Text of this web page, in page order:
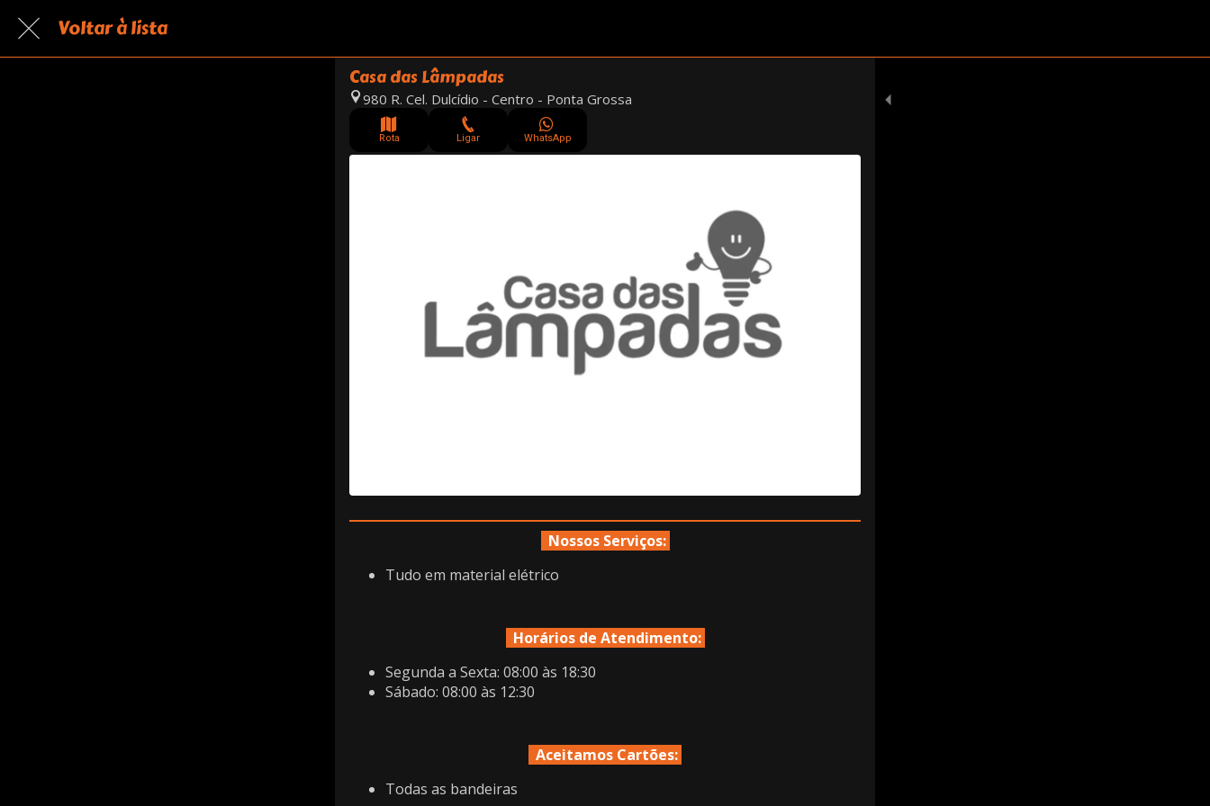
Voltar à lista
Casa das Lâmpadas
980 R. Cel. Dulcídio - Centro - Ponta Grossa
Rota Ligar WhatsApp
Nossos Serviços:
Tudo em material elétrico
Horários de Atendimento:
Segunda a Sexta: 08:00 às 18:30
Sábado: 08:00 às 12:30
Aceitamos Cartões:
Todas as bandeiras